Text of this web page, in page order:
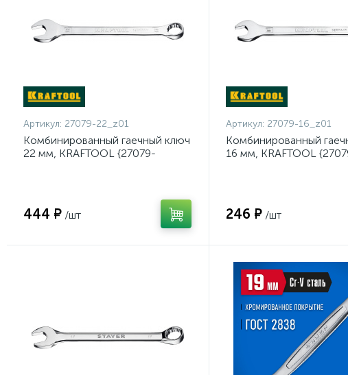
Артикул: 27079-22_z01
Комбинированный гаечный ключ
22 мм, KRAFTOOL {27079-
444 ₽ /шт
Артикул: 27079-16_z01
Комбинированный
16 мм, KRAFTOOL
246 ₽ /шт